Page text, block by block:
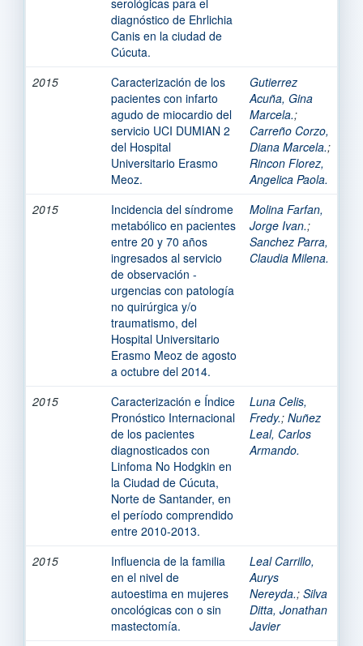
diagnóstico de Ehrlichia
Canis en la ciudad de
Cúcuta.
2015
Caracterización de los
pacientes con infarto
agudo de miocardio del
servicio UCI DUMIAN 2
del Hospital
Universitario Erasmo
Meoz.
Gutierrez
Acuña, Gina
Marcela.;
Carreño Corzo,
Diana Marcela.;
Rincon Florez,
Angelica Paola.
2015
Incidencia del síndrome
metabólico en pacientes
entre 20 y 70 años
ingresados al servicio
de observación -
urgencias con patología
no quirúrgica y/o
traumatismo, del
Hospital Universitario
Erasmo Meoz de agosto
a octubre del 2014.
Molina Farfan,
Jorge Ivan.;
Sanchez Parra,
Claudia Milena.
2015
Caracterización e Índice
Pronóstico Internacional
de los pacientes
diagnosticados con
Linfoma No Hodgkin en
la Ciudad de Cúcuta,
Norte de Santander, en
el período comprendido
entre 2010-2013.
Luna Celis,
Fredy.; Nuñez
Leal, Carlos
Armando.
2015
Influencia de la familia
en el nivel de
autoestima en mujeres
oncológicas con o sin
mastectomía.
Leal Carrillo,
Aurys
Nereyda.; Silva
Ditta, Jonathan
Javier